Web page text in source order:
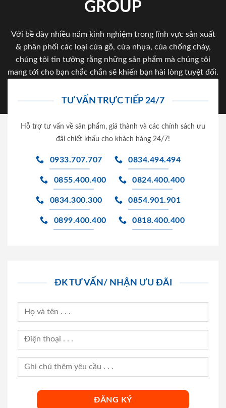
GROUP
Với bề dày nhiều năm kinh nghiệm trong lĩnh vực sản xuất
& phân phối các loại cửa gỗ, cửa nhựa, của chống cháy,
chúng tôi tin tưởng rằng những sản phẩm mà chúng tôi
mang tới cho bạn chắc chắn sẽ khiến bạn hài lòng tuyệt đối.
TƯ VẤN TRỰC TIẾP 24/7
Hỗ trợ tư vấn về sản phẩm, giá thành và các chính sách ưu
đãi chiết khấu cho khách hàng 24/7!
0933.707.707 0834.494.494
0855.400.400 0824.400.400
0834.300.300 0854.901.901
0899.400.400 0818.400.400
ĐK TƯ VẤN/ NHẬN ƯU ĐÃI